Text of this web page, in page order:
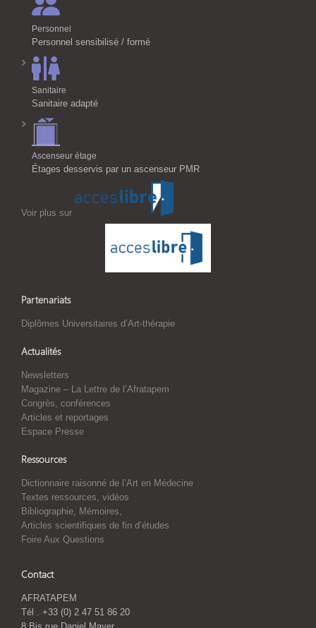
Personnel
Personnel sensibilisé / formé
Sanitaire
Sanitaire adapté
Ascenseur étage
Étages desservis par un ascenseur PMR
Voir plus sur
Partenariats
Diplômes Universitaires d’Art-thérapie
Actualités
Newsletters
Magazine – La Lettre de l’Afratapem
Congrès, conférences
Articles et reportages
Espace Presse
Ressources
Dictionnaire raisonné de l’Art en Médecine
Textes ressources, vidéos
Bibliographie, Mémoires,
Articles scientifiques de fin d’études
Foire Aux Questions
Contact
AFRATAPEM
Tél . +33 (0) 2 47 51 86 20